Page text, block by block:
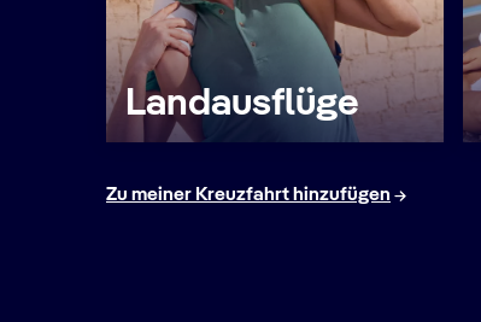
Landausflüge
Zu meiner Kreuzfahrt hinzufügen